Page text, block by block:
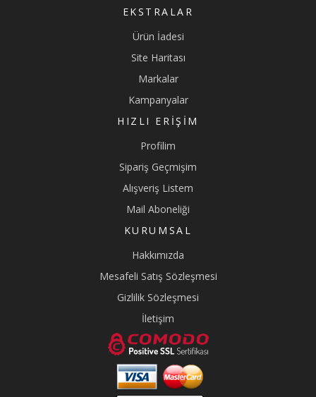
EKSTRALAR
Ürün İadesi
Site Haritası
Markalar
Kampanyalar
HIZLI ERIŞIM
Profilim
Sipariş Geçmişim
Alışveriş Listem
Mail Aboneliği
KURUMSAL
Hakkımızda
Mesafeli Satış Sözleşmesi
Gizlilik Sözleşmesi
İletişim